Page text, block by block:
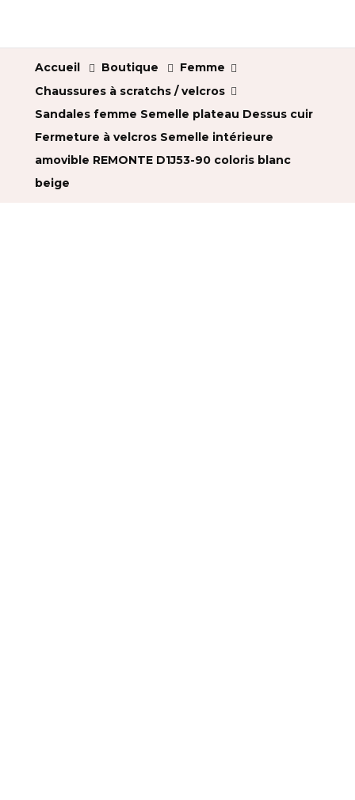
Accueil Boutique
Femme
Chaussures à scratchs / velcros
Sandales femme Semelle plateau Dessus cuir
Fermeture à velcros Semelle intérieure
amovible REMONTE D1J53-90 coloris blanc
beige